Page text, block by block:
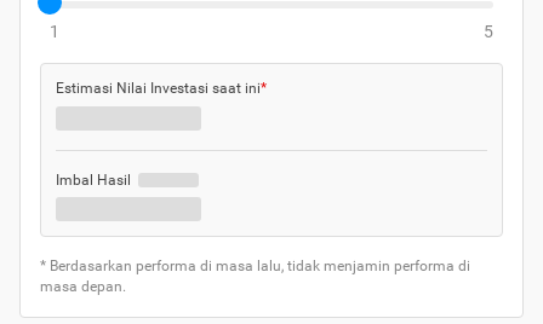
1 5
Estimasi Nilai Investasi saat ini*
Imbal Hasil
* Berdasarkan performa di masa lalu, tidak menjamin performa di
masa depan.